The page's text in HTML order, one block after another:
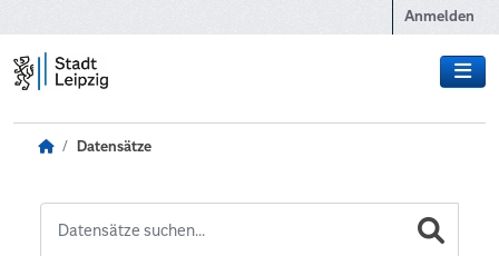
Anmelden
Datensätze